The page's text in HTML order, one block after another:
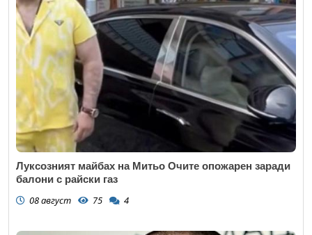
Луксозният майбах на Митьо Очите опожарен заради
балони с райски газ
08 август 75 4